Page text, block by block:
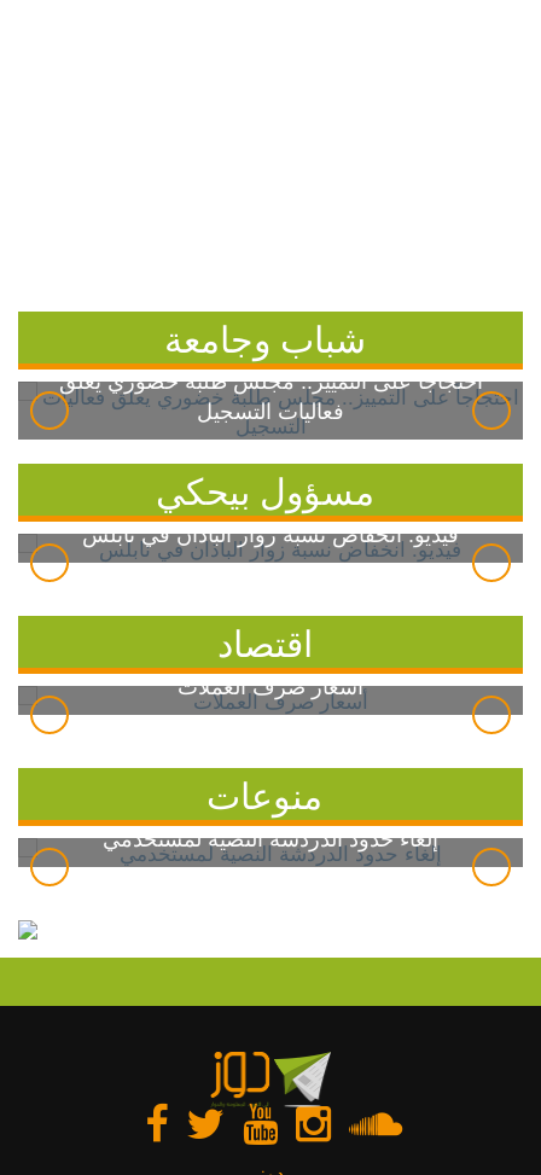
شباب وجامعة
احتجاجاً على التمييز.. مجلس طلبة خضوري يعلق
فعاليات التسجيل
مسؤول بيحكي
فيديو: انخفاض نسبة زوار الباذان في نابلس
اقتصاد
أسعار صرف العملات
منوعات
إلغاء حدود الدردشة النصية لمستخدمي